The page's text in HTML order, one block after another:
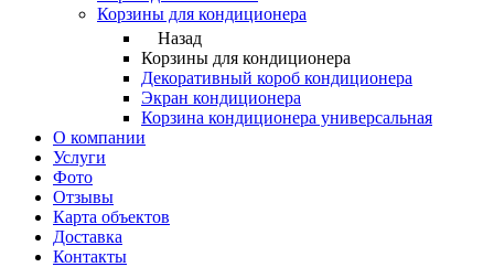
Корзины для кондиционера
Назад
Корзины для кондиционера
Декоративный короб кондиционера
Экран кондиционера
Корзина кондиционера универсальная
О компании
Услуги
Фото
Отзывы
Карта объектов
Доставка
Контакты